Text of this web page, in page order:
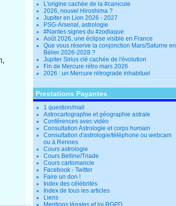
L'origine cachée de la #canicule
2026, nouvel Hiroshima ?
Jupiter en Lion 2026 - 2027
PSG-Arsenal, astrologie
#Nantes signes du #zodiaque
Août 2026, une éclipse visible en France
Que vous réserve la conjonction Mars/Saturne en
Bélier 2026-2028 ?
Jupiter Sirius clé cachée de l'évolution
Fin de Mercure rétro mars 2026
2026 : un Mercure rétrograde inhabituel
Prestations Payantes
1 question/mail
Astrocartographie et géographie astrale
Conférences avec vidéo
Consultation Astrologie et corps humain
Consultation d'astrologie/téléphone ou webcam
ou à Rennes
Cours astrologie
Cours Belline/Triade
Cours cartomancie
Facebook - Twitter
Faire un don !
Index des célébrités
Index de tous les articles
Liens
Mentions légales et loi RGPD